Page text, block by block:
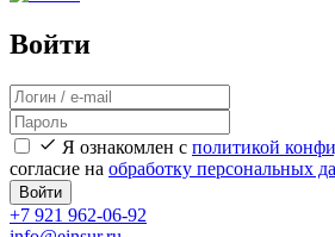
Войти
Я ознакомлен с политикой
согласие на обработку персональных
Войти
+7 921 962-06-92